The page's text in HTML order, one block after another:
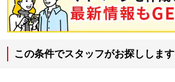
この条件でスタッフがお探しします